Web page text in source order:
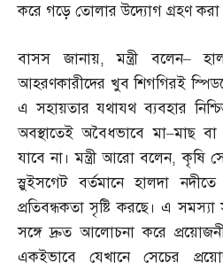
করে গড়ে তোলার উদ্যোগ গ্রহণ করা
বাসস জানায়,মন্ত্রী বলেন–
আহরণকারীদের খুব শিগগিরই
এ সহায়তার যথাযথ ব্যবহার
অবস্থাতেই অবৈধভাবে মা–মাছ
যাবে না। মন্ত্রী আরো বলেন,কৃষি
স্লুইসগেট বর্তমানে হালদা
প্রতিবন্ধকতা সৃষ্টি করছে। এ সমস্যা
সঙ্গে দ্রুত আলোচনা করে
একইভাবে যেখানে সেচের